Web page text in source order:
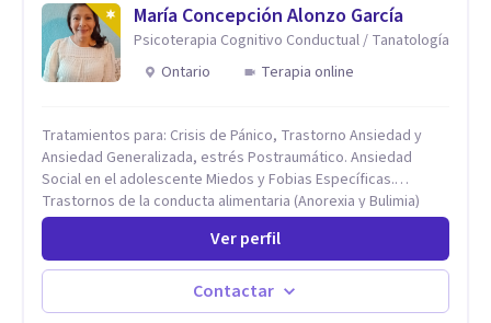
María Concepción Alonzo García
Psicoterapia Cognitivo Conductual / Tanatología
Ontario
Terapia online
Tratamientos para: Crisis de Pánico, Trastorno Ansiedad y
Ansiedad Generalizada, estrés Postraumático. Ansiedad
Social en el adolescente Miedos y Fobias Específicas.
Trastornos de la conducta alimentaria (Anorexia y Bulimia)
Modificación conductas no deseadas. Impulsividad,
conductas obsesivas, compulsividad. Trastorno obsesivo
compulsivo. Tratamiento Eficaz para la Depresión (AC)
Evaluación, contención e intervención en riesgo Suicida
Conductas autolesivas en el adolescente. Problemas con el
Ver perfil
Contactar